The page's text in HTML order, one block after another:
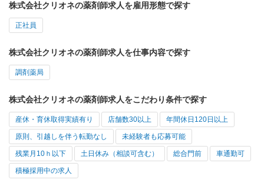
株式会社クリオネの薬剤師求人を雇用形態で探す
正社員
株式会社クリオネの薬剤師求人を仕事内容で探す
調剤薬局
株式会社クリオネの薬剤師求人をこだわり条件で探す
産休・育休取得実績有り 店舗数30以上 年間休日120日以上
原則、引越しを伴う転勤なし 未経験者も応募可能
残業月10ｈ以下 土日休み（相談可含む） 総合門前 車通勤可
積極採用中の求人